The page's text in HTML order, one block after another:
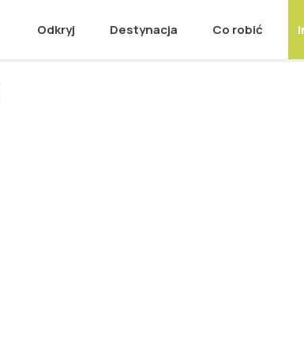
Odkryj Destynacja Co robić